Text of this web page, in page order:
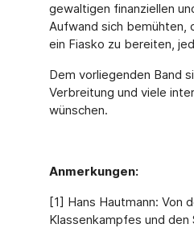
gewaltigen finanziellen
Aufwand sich bemühten,
ein Fiasko zu bereiten,
Dem vorliegenden Band
Verbreitung und viele
wünschen.
Anmerkungen:
[1] Hans Hautmann: Von
Klassenkampfes und den